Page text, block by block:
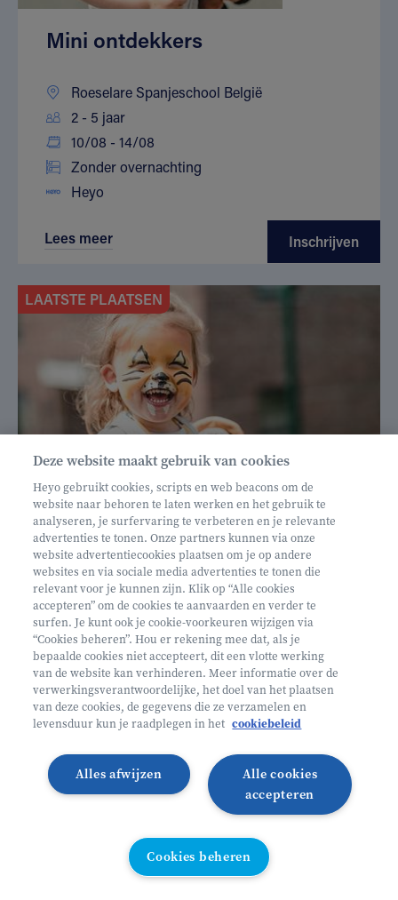
Mini ontdekkers
Roeselare Spanjeschool België
2 - 5 jaar
10/08 - 14/08
Zonder overnachting
Heyo
Lees meer Inschrijven
LAATSTE PLAATSEN
€ 160
Helan: €128
Mini ontdekkers
Beernem België
2 - 5 jaar
10/08 - 14/08
Zonder overnachting
Lees meer Inschrijven
VANAF 2,5 JAAR
Deze website maakt gebruik van cookies
Heyo gebruikt cookies, scripts en web beacons om de
website naar behoren te laten werken en het gebruik te
analyseren, je surfervaring te verbeteren en je relevante
advertenties te tonen. Onze partners kunnen via onze
website advertentiecookies plaatsen om je op andere
websites en via sociale media advertenties te tonen die
relevant voor je kunnen zijn. Klik op “Alle cookies
accepteren” om de cookies te aanvaarden en verder te
surfen. Je kunt ook je cookie-voorkeuren wijzigen via
“Cookies beheren”. Hou er rekening mee dat, als je
bepaalde cookies niet accepteert, dit een vlotte werking
van de website kan verhinderen. Meer informatie over de
verwerkingsverantwoordelijke, het doel van het plaatsen
van deze cookies, de gegevens die ze verzamelen en
levensduur kun je raadplegen in het cookiebeleid
Alle cookies
accepteren
Alles afwijzen
Cookies beheren